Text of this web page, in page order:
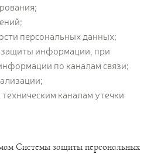
персональных данных;
информации, при
по каналам связи;
каналам утечки
Системы защиты персональных